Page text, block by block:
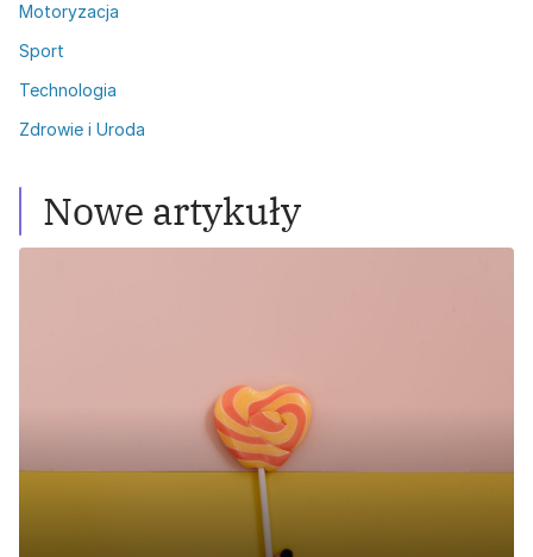
Motoryzacja
Sport
Technologia
Zdrowie i Uroda
Nowe artykuły